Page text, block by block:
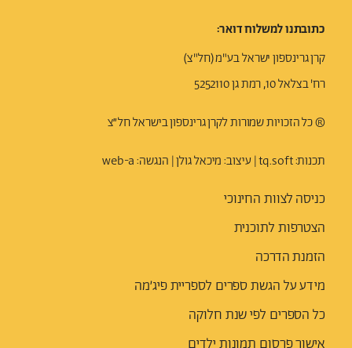
כתובתנו למשלוח דואר:
קרן גרינספון ישראל בע"מ (חל"צ)
רח' בצלאל 10, רמת גן 5252110
® כל הזכויות שמורות לקרן גרינספון בישראל חל״צ
תכנות: tq.soft | עיצוב:מיכאל גולן| הנגשה:web-a
כניסה לצוות החינוכי
הצטרפות לתוכנית
הזמנת הדרכה
מידע על הגשת ספרים לספריית פיג׳מה
כל הספרים לפי שנת חלוקה
אישור פרסום תמונות ילדים